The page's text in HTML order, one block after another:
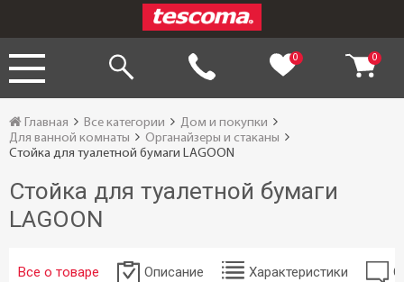
0 0
Главная Все категории
Дом и покупки
Для ванной комнаты
Органайзеры и стаканы
Стойка для туалетной бумаги LAGOON
Стойка для туалетной бумаги
LAGOON
Все о товаре Описание Характеристики